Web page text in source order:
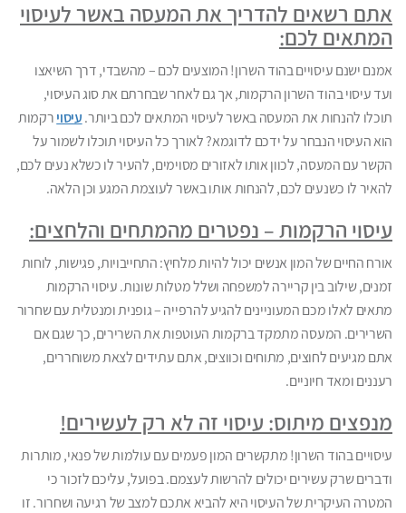
אתם רשאים להדריך את המעסה באשר לעיסוי
המתאים לכם:
אמנם ישנם עיסויים בהוד השרון! המוצעים לכם – מהשבדי, דרך השיאצו
ועד עיסוי בהוד השרון הרקמות, אך גם לאחר שבחרתם את סוג העיסוי,
תוכלו להנחות את המעסה באשר לעיסוי המתאים לכם ביותר. עיסוי רקמות
הוא העיסוי הנבחר על ידכם לדוגמא? לאורך כל העיסוי תוכלו לשמור על
הקשר עם המעסה, לכוון אותו לאזורים מסוימים, להעיר לו כשלא נעים לכם,
להאיר לו כשנעים לכם, להנחות אותו באשר לעוצמת המגע וכן הלאה.
עיסוי הרקמות – נפטרים מהמתחים והלחצים:
אורח החיים של המון אנשים יכול להיות מלחיץ: התחייבויות, פגישות, לוחות
זמנים, שילוב בין קריירה למשפחה ושלל מטלות שונות. עיסוי הרקמות
מתאים לאלו מכם המעוניינים להגיע להרפייה – גופנית ומנטלית עם שחרור
השרירים. המעסה מתמקד ברקמות העוטפות את השרירים, כך שגם אם
אתם מגיעים לחוצים, מתוחים וכווצים, אתם עתידים לצאת משוחררים,
רעננים ומאד חיוניים.
מנפצים מיתוס: עיסוי זה לא רק לעשירים!
עיסויים בהוד השרון! מתקשרים המון פעמים עם עולמות של פנאי, מותרות
ודברים שרק עשירים יכולים להרשות לעצמם. בפועל, עליכם לזכור כי
המטרה העיקרית של העיסוי היא להביא אתכם למצב של רגיעה ושחרור. זו